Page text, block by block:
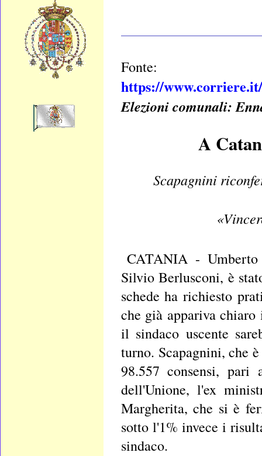
Fonte:
https://
Elezioni comunali:
A
Scapagnini
CATANIA - Umberto
Silvio Berlusconi, è
schede ha richiesto
che già appariva
il sindaco uscente
turno. Scapagnini, che
98.557 consensi, pari
dell'Unione, l'ex
Margherita, che si è
sotto l'1% invece i
sindaco.